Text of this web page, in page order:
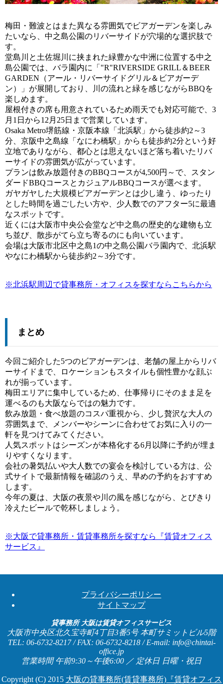
梅田・難波とはまた異なる雰囲気でビアガーデンを楽しみ
たいなら、中之島公園のリバーサイドが穴場的な選択肢で
す。
堂島川と土佐堀川に挟まれた緑豊かな中洲に位置する中之
島公園では、バラ園内に「"R"RIVERSIDE GRILL＆BEER
GARDEN（アール・リバーサイドグリル＆ビアガーデ
ン）」が展開しており、川の流れと緑を感じながらBBQを
楽しめます。
屋根付きの席も用意されているため雨天でも対応可能で、3
月1日から12月25日まで営業しています。
Osaka Metro堺筋線・京阪本線「北浜駅」から徒歩約2～3
分、京阪中之島線「なにわ橋駅」からも徒歩約2分という好
立地でありながら、都心とは思えないほど落ち着いたリバ
ーサイドの雰囲気が広がっています。
プランは飲み放題付きのBBQコースが4,500円～で、スタン
ダードBBQコースとカジュアルBBQコースが選べます。
ガヤガヤした大規模ビアガーデンとは少し違う、ゆったり
とした時間を過ごしたい方や、少人数でのアフター5に最適
なスポットです。
近くには大阪市中央公会堂など中之島の歴史的な建物も立
ち並び、散歩がてら立ち寄るのにも向いています。
会場は大阪市北区中之島1の中之島公園バラ園内で、北浜駅
やなにわ橋駅から徒歩約2～3分です。
※北浜駅周辺で貸事務所・オフィスを探すならこちらから
まとめ
今回ご紹介した5つのビアガーデンは、老舗の屋上からリバ
ーサイドまで、ロケーションもスタイルも個性豊かな顔ぶ
れが揃っています。
梅田エリアに集中しているため、仕事帰りにそのまま足を
運べるのも大阪ならではの魅力です。
飲み放題・食べ放題のコスパ重視から、少し贅沢な大人の
雰囲気まで、メンバーやシーンに合わせてお気に入りの一
軒を見つけてみてください。
人気スポットはシーズンが本格化する6月以降に予約が埋ま
りやすくなります。
会社の暑気払いや大人数での宴会を検討している方は、公
式サイトで最新情報を確認のうえ、早めの予約をおすすめ
します。
今年の夏は、大阪の夜景や川の風を感じながら、とびきり
冷えたビールで乾杯しましょう。
※大阪で貸事務所・賃貸事務所を探すなら『賃貸オフィス
サービス』
プライバシーポリシー
サイトマップ
貸事務所 大阪は賃貸オフィスサービス
大阪市中央区北久宝寺町4丁目3番5号 本町サミットビル5階
TEL: 06-6732-8217 / FAX: 06-6732-8218 / E-mail: info@chintai-
office.jp
営業時間 午前9:30～午後6:00 ／ 定休日 日曜・祝日
Copyright (C) 2015 大阪の貸事務所(賃貸事務所)『賃貸オフィス